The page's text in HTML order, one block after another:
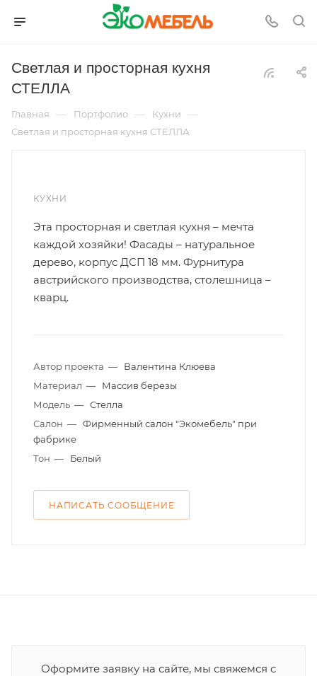
Светлая и просторная кухня
СТЕЛЛА
Главная — Портфолио — Кухни —
Светлая и просторная кухня СТЕЛЛА
КУХНИ
Эта просторная и светлая кухня – мечта
каждой хозяйки! Фасады – натуральное
дерево, корпус ДСП 18 мм. Фурнитура
австрийского производства, столешница –
кварц.
Автор проекта —
Валентина Клюева
Материал —
Массив березы
Модель — Стелла
Салон — Фирменный салон "Экомебель" при
фабрике
Тон — Белый
НАПИСАТЬ СООБЩЕНИЕ
Оформите заявку на сайте, мы свяжемся с